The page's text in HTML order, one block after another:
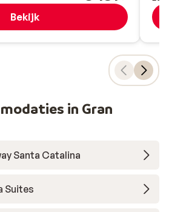
Bekijk
in Gran
Santa Catalina
Suites